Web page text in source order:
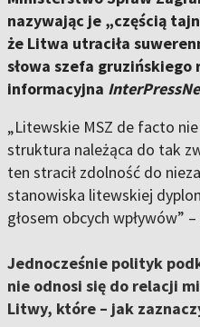
nazywając je „częścią
że Litwa utraciła
słowa szefa
informacyjna
„Litewskie MSZ de facto
struktura należąca do tak
ten stracił zdolność do
stanowiska litewskiej
głosem obcych wpływów”
Jednocześnie polityk
nie odnosi się do relacji
Litwy, które – jak